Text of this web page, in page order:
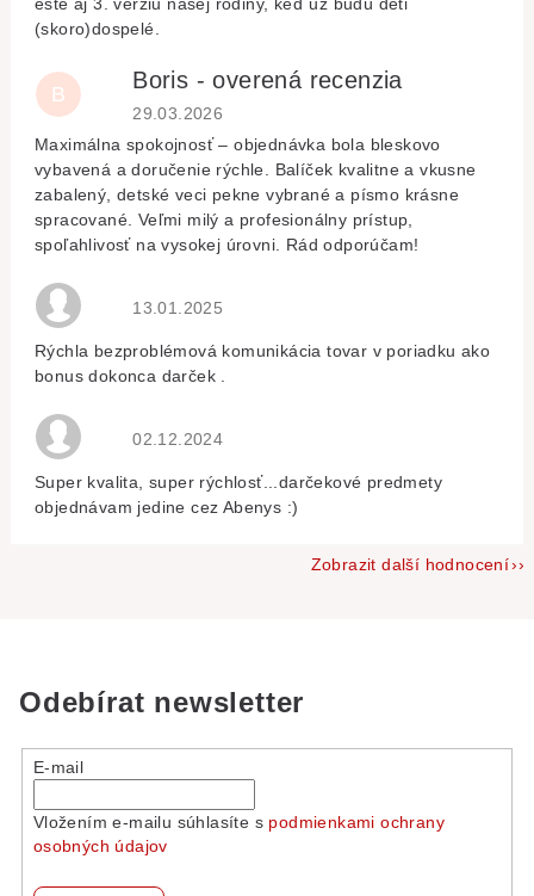
ešte aj 3. verziu našej rodiny, keď už budú deti
(skoro)dospelé.
B
Boris - overená recenzia
Hodnocení obchodu je 5 z 5 hvězdiček.
29.03.2026
Maximálna spokojnosť – objednávka bola bleskovo
vybavená a doručenie rýchle. Balíček kvalitne a vkusne
zabalený, detské veci pekne vybrané a písmo krásne
spracované. Veľmi milý a profesionálny prístup,
spoľahlivosť na vysokej úrovni. Rád odporúčam!
Hodnocení obchodu je 5 z 5 hvězdiček.
13.01.2025
Rýchla bezproblémová komunikácia tovar v poriadku ako
bonus dokonca darček .
Hodnocení obchodu je 5 z 5 hvězdiček.
02.12.2024
Super kvalita, super rýchlosť...darčekové predmety
objednávam jedine cez Abenys :)
Zobrazit další hodnocení
Odebírat newsletter
E-mail
Vložením e-mailu súhlasíte s podmienkami ochrany
osobných údajov